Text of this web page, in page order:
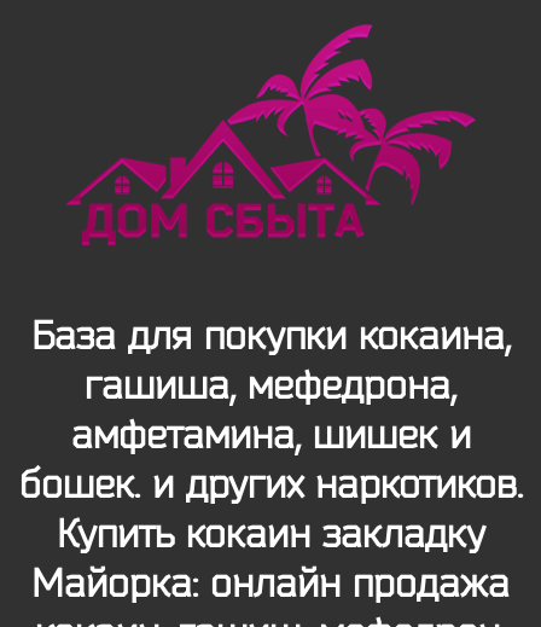
База для покупки кокаина,
гашиша, мефедрона,
амфетамина, шишек и
бошек. и других наркотиков.
Купить кокаин закладку
Майорка: онлайн продажа